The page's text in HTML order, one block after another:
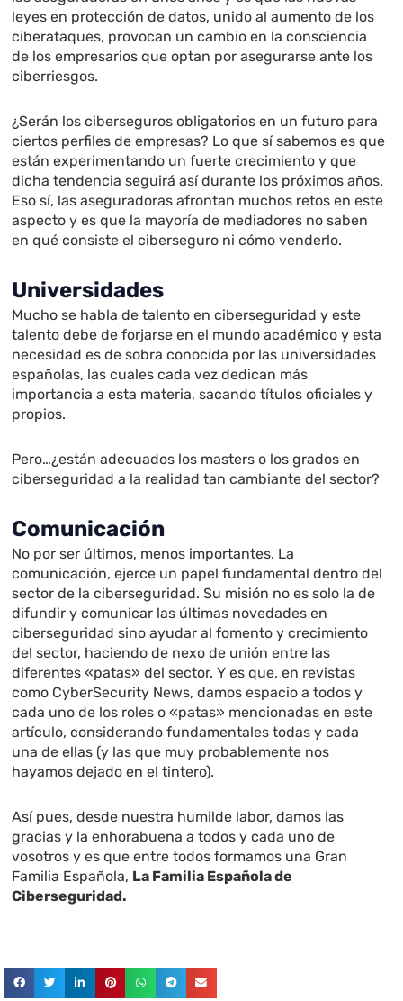
leyes en protección de datos, unido al aumento de los
ciberataques, provocan un cambio en la consciencia
de los empresarios que optan por asegurarse ante los
ciberriesgos.
¿Serán los ciberseguros obligatorios en un futuro para
ciertos perfiles de empresas? Lo que sí sabemos es que
están experimentando un fuerte crecimiento y que
dicha tendencia seguirá así durante los próximos años.
Eso sí, las aseguradoras afrontan muchos retos en este
aspecto y es que la mayoría de mediadores no saben
en qué consiste el ciberseguro ni cómo venderlo.
Universidades
Mucho se habla de talento en ciberseguridad y este
talento debe de forjarse en el mundo académico y esta
necesidad es de sobra conocida por las universidades
españolas, las cuales cada vez dedican más
importancia a esta materia, sacando títulos oficiales y
propios.
Pero…¿están adecuados los masters o los grados en
ciberseguridad a la realidad tan cambiante del sector?
Comunicación
No por ser últimos, menos importantes. La
comunicación, ejerce un papel fundamental dentro del
sector de la ciberseguridad. Su misión no es solo la de
difundir y comunicar las últimas novedades en
ciberseguridad sino ayudar al fomento y crecimiento
del sector, haciendo de nexo de unión entre las
diferentes «patas» del sector. Y es que, en revistas
como CyberSecurity News, damos espacio a todos y
cada uno de los roles o «patas» mencionadas en este
artículo, considerando fundamentales todas y cada
una de ellas (y las que muy probablemente nos
hayamos dejado en el tintero).
Así pues, desde nuestra humilde labor, damos las
gracias y la enhorabuena a todos y cada uno de
vosotros y es que entre todos formamos una Gran
Familia Española, La Familia Española de
Ciberseguridad.